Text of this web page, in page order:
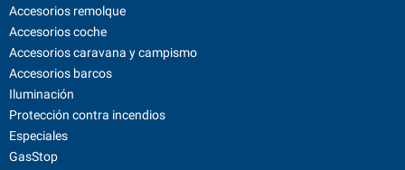
Accesorios remolque
Accesorios coche
Accesorios caravana y campismo
Accesorios barcos
Iluminación
Protección contra incendios
Especiales
GasStop